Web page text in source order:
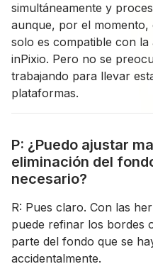
simultáneamente y
aunque, por el momento,
solo es compatible con la
inPixio. Pero no se
trabajando para llevar
plataformas.
P: ¿Puedo ajustar
eliminación del
necesario?
R: Pues claro. Con las
puede refinar los bordes
parte del fondo que se
accidentalmente.